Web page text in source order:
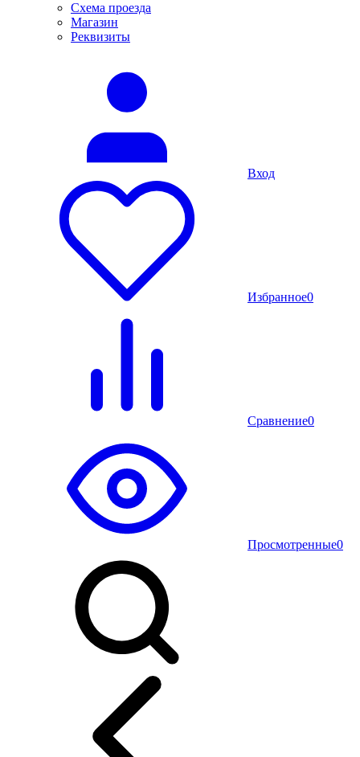
Схема проезда
Магазин
Реквизиты
Вход
Избранное0
Сравнение0
Просмотренные0